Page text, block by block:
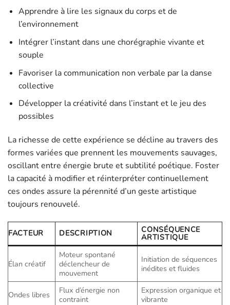
Apprendre à lire les signaux du corps et de
l’environnement
Intégrer l’instant dans une chorégraphie vivante et
souple
Favoriser la communication non verbale par la danse
collective
Développer la créativité dans l’instant et le jeu des
possibles
La richesse de cette expérience se décline au travers des
formes variées que prennent les mouvements sauvages,
oscillant entre énergie brute et subtilité poétique. Foster
la capacité à modifier et réinterpréter continuellement
ces ondes assure la pérennité d’un geste artistique
toujours renouvelé.
FACTEUR DESCRIPTION CONSÉQUENCE
ARTISTIQUE
Élan créatif
Moteur spontané
déclencheur de
mouvement
Initiation de séquences
inédites et fluides
Ondes libres
Flux d’énergie non
contraint
Expression organique et
vibrante